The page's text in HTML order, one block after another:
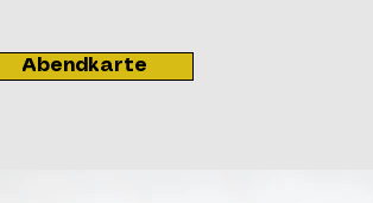
Abendkarte